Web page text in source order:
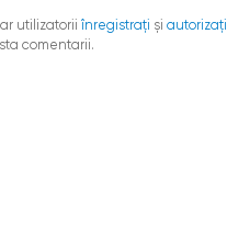
utilizatorii înregistraţi şi autorizați
comentarii.